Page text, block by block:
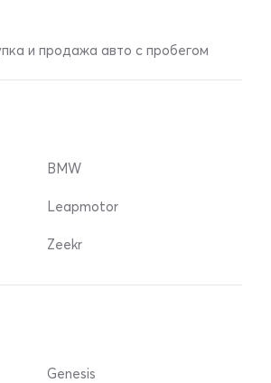
и продажа авто с пробегом
BMW
Leapmotor
Zeekr
Genesis